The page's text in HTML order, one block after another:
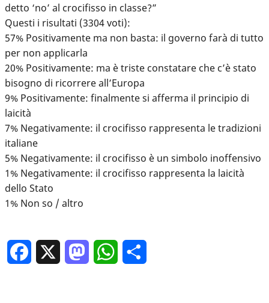
detto ‘no’ al crocifisso in classe?”
Questi i risultati (3304 voti):
57% Positivamente ma non basta: il governo farà di tutto
per non applicarla
20% Positivamente: ma è triste constatare che c’è stato
bisogno di ricorrere all’Europa
9% Positivamente: finalmente si afferma il principio di
laicità
7% Negativamente: il crocifisso rappresenta le tradizioni
italiane
5% Negativamente: il crocifisso è un simbolo inoffensivo
1% Negativamente: il crocifisso rappresenta la laicità
dello Stato
1% Non so / altro
Facebook MastodonWhatsApp